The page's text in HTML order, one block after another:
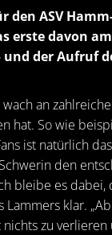
den ASV
erste davon
und der Aufruf
an
hat. So wie
ist natürlich
den
bleibe es dabei,
Lammers klar.
zu